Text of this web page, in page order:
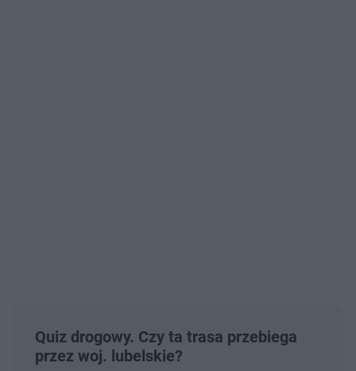
Quiz drogowy. Czy ta trasa przebiega
przez woj. lubelskie?